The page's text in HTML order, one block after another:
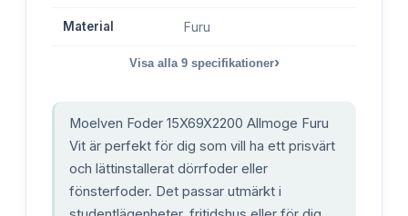
Material Furu
Visa alla 9specifikationer›
Moelven Foder 15X69X2200 Allmoge Furu
Vit är perfekt för dig som vill ha ett prisvärt
och lättinstallerat dörrfoder eller
fönsterfoder. Det passar utmärkt i